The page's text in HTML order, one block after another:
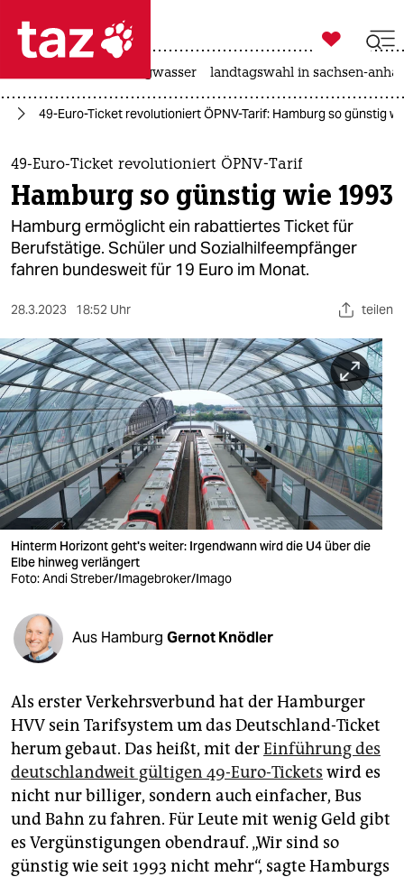
 taz zahl ich
taz zahl ich
themen
politik
öko
sport
berlin
nord
wahrheit
verlag
verlag
shop
fragen & hilfe
unterstützen
abo
genossenschaft
epaper login

taz zahl ich
niedrigwasser landtagswahl in sachsen-
49-Euro-Ticket revolutioniert ÖPNV-Tarif: Hamburg so günstig
49-Euro-Ticket revolutioniert ÖPNV-Tarif
Hamburg so günstig wie 1993
Hamburg ermöglicht ein rabattiertes Ticket für
Berufstätige. Schüler und Sozialhilfeempfänger
fahren bundesweit für 19 Euro im Monat.
28.3.2023 18:52 Uhr teilen
Hinterm Horizont geht's weiter: Irgendwann wird die U4 über die
Elbe hinweg verlängert
Foto: Andi Streber/Imagebroker/Imago
Aus Hamburg Gernot Knödler
Als erster Verkehrsverbund hat der Hamburger
HVV sein Tarifsystem um das Deutschland-Ticket
herum gebaut. Das heißt, mit derEinführung des
deutschlandweit gültigen 49-Euro-Tickets wird es
nicht nur billiger, sondern auch einfacher, Bus
und Bahn zu fahren. Für Leute mit wenig Geld gibt
es Vergünstigungen obendrauf. „Wir sind so
günstig wie seit 1993 nicht mehr“, sagte Hamburgs